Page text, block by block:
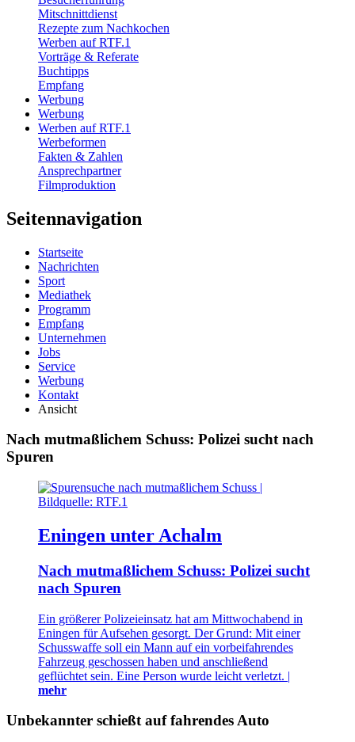
Mitschnittdienst
Rezepte zum Nachkochen
Werben auf RTF.1
Vorträge & Referate
Buchtipps
Empfang
Werbung
Werbung
Werben auf RTF.1
Werbeformen
Fakten & Zahlen
Ansprechpartner
Filmproduktion
Seitennavigation
Startseite
Nachrichten
Sport
Mediathek
Programm
Empfang
Unternehmen
Jobs
Service
Werbung
Kontakt
Ansicht
Nach mutmaßlichem Schuss: Polizei sucht nach
Spuren
Eningen unter Achalm
Nach mutmaßlichem Schuss: Polizei sucht
nach Spuren
Ein größerer Polizeieinsatz hat am Mittwochabend in
Eningen für Aufsehen gesorgt. Der Grund: Mit einer
Schusswaffe soll ein Mann auf ein vorbeifahrendes
Fahrzeug geschossen haben und anschließend
geflüchtet sein. Eine Person wurde leicht verletzt. |
mehr
Unbekannter schießt auf fahrendes Auto